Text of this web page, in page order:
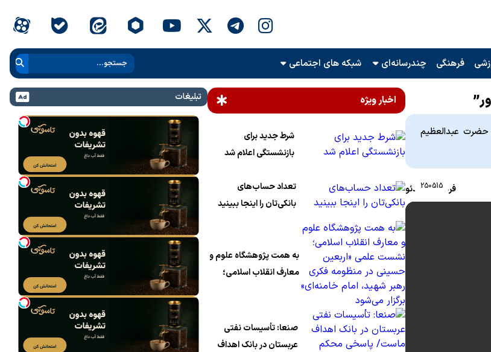
فرهنگی چندرسانه‌ای شبکه های اجتماعی
حضرت عبدالعظیم
250515
فرهنگی|ویدئو
اخبار ویژه
شرط جدید برای
بازنشستگی اعلام شد
تعداد حساب‌های
بانکی‌تان را اینجا ببینید
به همت پژوهشگاه علوم و
معارف انقلاب اسلامی؛
رهبر شهید، امام خامنه‌ای»
برگزار می‌شود
صنعا: تأسیسات نفتی
عربستان در بانک اهداف
تبلیغات